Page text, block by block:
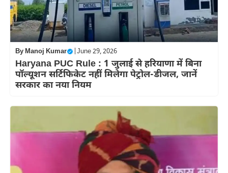
ByManoj Kumar June 29, 2026
Haryana PUC Rule : 1 जुलाई से हरियाणा में बिना
पॉल्यूशन सर्टिफिकेट नहीं मिलेगा पेट्रोल-डीजल, जानें
सरकार का नया नियम